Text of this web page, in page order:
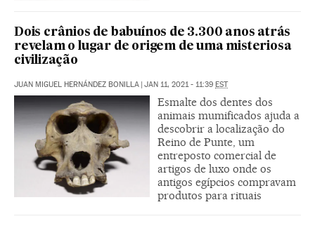
Dois crânios de babuínos de 3.300 anos atrás
revelam o lugar de origem de uma misteriosa
civilização
JUAN MIGUEL HERNÁNDEZ BONILLA | JAN 11, 2021 - 11:39 EST
Esmalte dos dentes dos
animais mumificados ajuda a
descobrir a localização do
Reino de Punte, um
entreposto comercial de
artigos de luxo onde os
antigos egípcios compravam
produtos para rituais